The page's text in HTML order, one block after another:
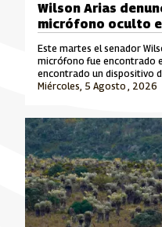
Este martes el senador
micrófono fue encontrado
encontrado un dispositivo
exsenador Julián Gallo.
Miércoles, 5 Agosto , 2026
Wilson Arias
micrófono oculto